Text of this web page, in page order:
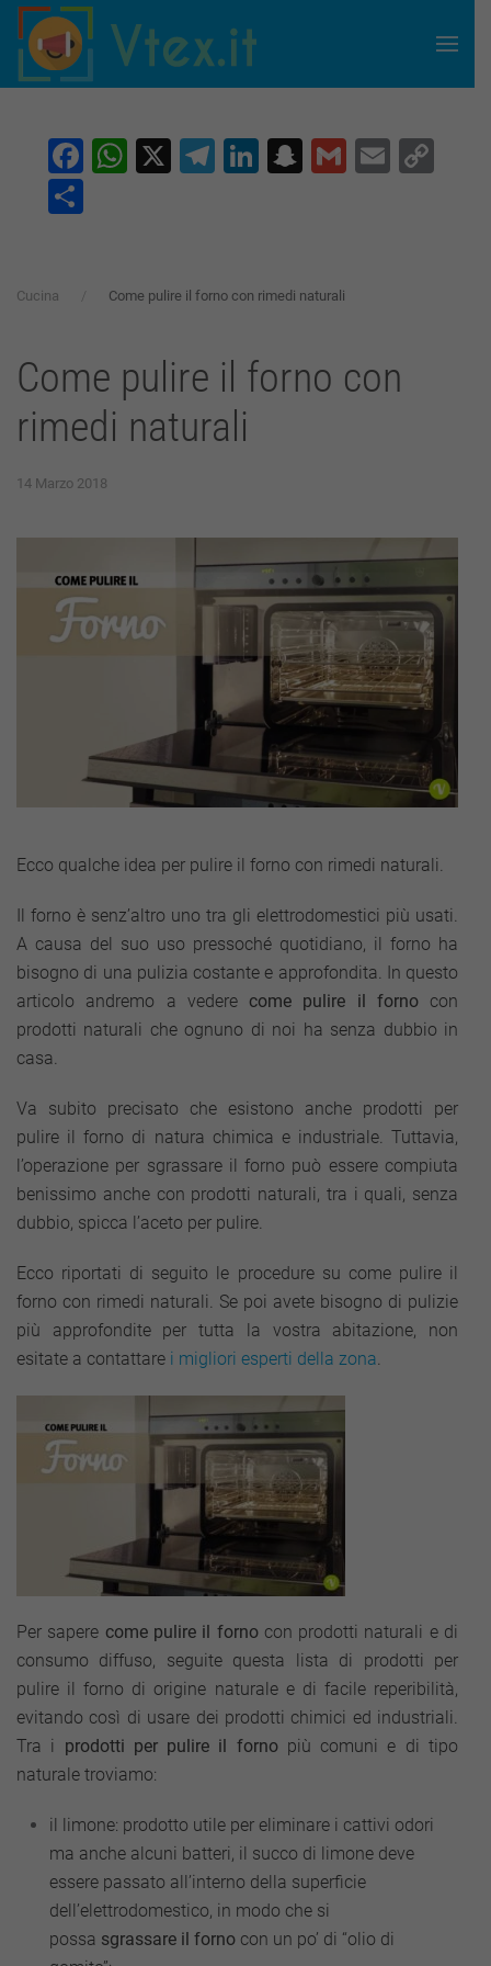
Skip to main content
Facebook
WhatsApp
X Telegram
LinkedIn
Snapchat
GmailEmail
Cucina Come pulire il forno con rimedi naturali
Come pulire il forno con
rimedi naturali
14 Marzo 2018
Ecco qualche idea per pulire il forno con rimedi naturali.
Il forno è senz’altro uno tra gli elettrodomestici più usati.
A causa del suo uso pressoché quotidiano, il forno ha
bisogno di una pulizia costante e approfondita. In questo
articolo andremo a vedere come pulire il fornocon
prodotti naturali che ognuno di noi ha senza dubbio in
casa.
Va subito precisato che esistono anche prodotti per
pulire il forno di natura chimica e industriale. Tuttavia,
l’operazione per sgrassare il forno può essere compiuta
benissimo anche con prodotti naturali, tra i quali, senza
dubbio, spicca l’aceto per pulire.
Ecco riportati di seguito le procedure su come pulire il
forno con rimedi naturali. Se poi avete bisogno di pulizie
più approfondite per tutta la vostra abitazione, non
esitate a contattare i migliori esperti della zona
Per sapere come pulire il forno con prodotti naturali e di
consumo diffuso, seguite questa lista di prodotti per
pulire il forno di origine naturale e di facile reperibilità,
evitando così di usare dei prodotti chimici ed industriali.
Tra i prodotti per pulire il fornopiù comuni e di tipo
naturale troviamo:
il limone: prodotto utile per eliminare i cattivi odori
ma anche alcuni batteri, il succo di limone deve
essere passato all’interno della superficie
dell’elettrodomestico, in modo che si
possa sgrassare il forno con un po’ di “olio di